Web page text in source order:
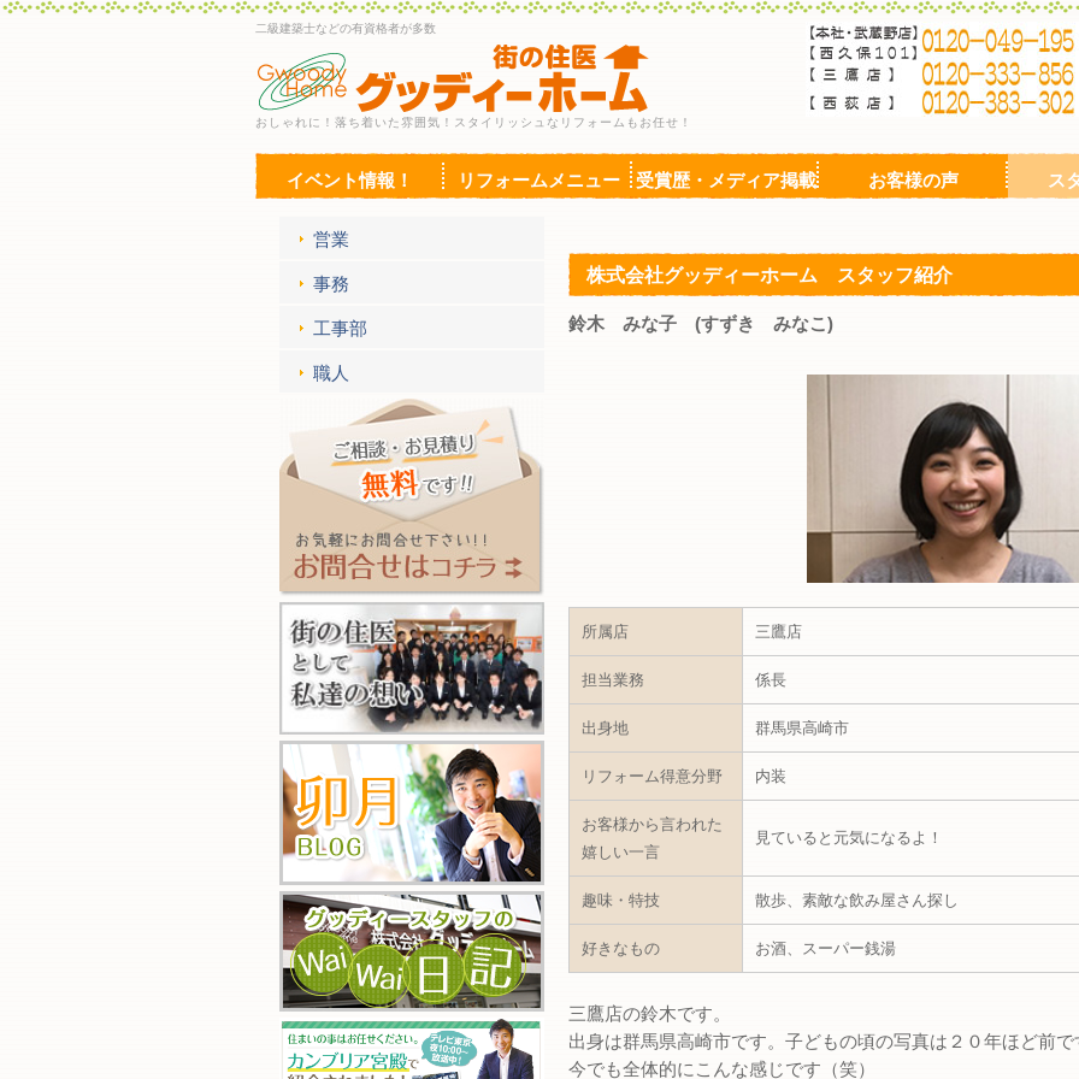
二級建築士などの有資格者が多数
おしゃれに！落ち着いた雰囲気！スタイリッシュなリフォームもお任せ！
イベント情報！ リフォームメニュー 受賞歴・メディア掲載 お客様の声 ス
株式会社グッディーホーム スタッフ紹介
鈴木 みな子 (すずき みなこ)
所属店 三鷹店
担当業務 係長
出身地 群馬県高崎市
リフォーム得意分野 内装
お客様から言われた
嬉しい一言
見ていると元気になるよ！
趣味・特技 散歩、素敵な飲み屋さん探し
好きなもの お酒、スーパー銭湯
三鷹店の鈴木です。
出身は群馬県高崎市です。子どもの頃の写真は２０年ほど前
今でも全体的にこんな感じです（笑）
営業
事務
工事部
職人